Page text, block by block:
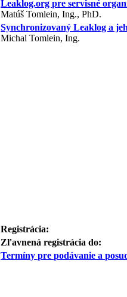
Leaklog.org pre servisné
Matúš Tomlein, Ing., PhD.
Synchronizovaný Leaklog a
Michal Tomlein, Ing.
Registrácia:
Zľavnená registrácia do:
Termíny pre podávanie a